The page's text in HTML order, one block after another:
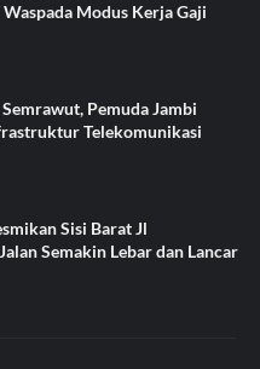
Modus Kerja Gaji
Pemuda Jambi
Telekomunikasi
Sisi Barat Jl
Semakin Lebar dan Lancar